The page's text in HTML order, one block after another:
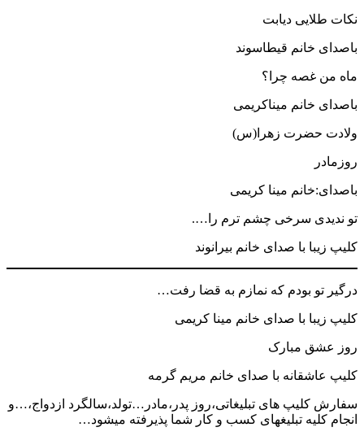
نکات طلایی دیابت
باصدای خانم قیطاسوند
ماه من غصه چرا؟
باصدای خانم میناکریمی
ولادت حضرت زهرا(س)
روزمادر
باصدای:خانم مینا کریمی
تو ندیدی سرخی چشم ترم را….
کلیپ زیبا با صدای خانم بیرانوند
درگیر تو بودم که نمازم به قضا رفت…
کلیپ زیبا با صدای خانم مینا کریمی
روز عشق مبارک
کلیپ عاشقانه با صدای خانم مریم گرمه
سفارش کلیپ های تبلیغاتی،روز پدر،مادر…تولد،سالگرد ازدواج،…و
انجام کلیه تبلیغهای کسب و کار شما پذیرفته میشود…